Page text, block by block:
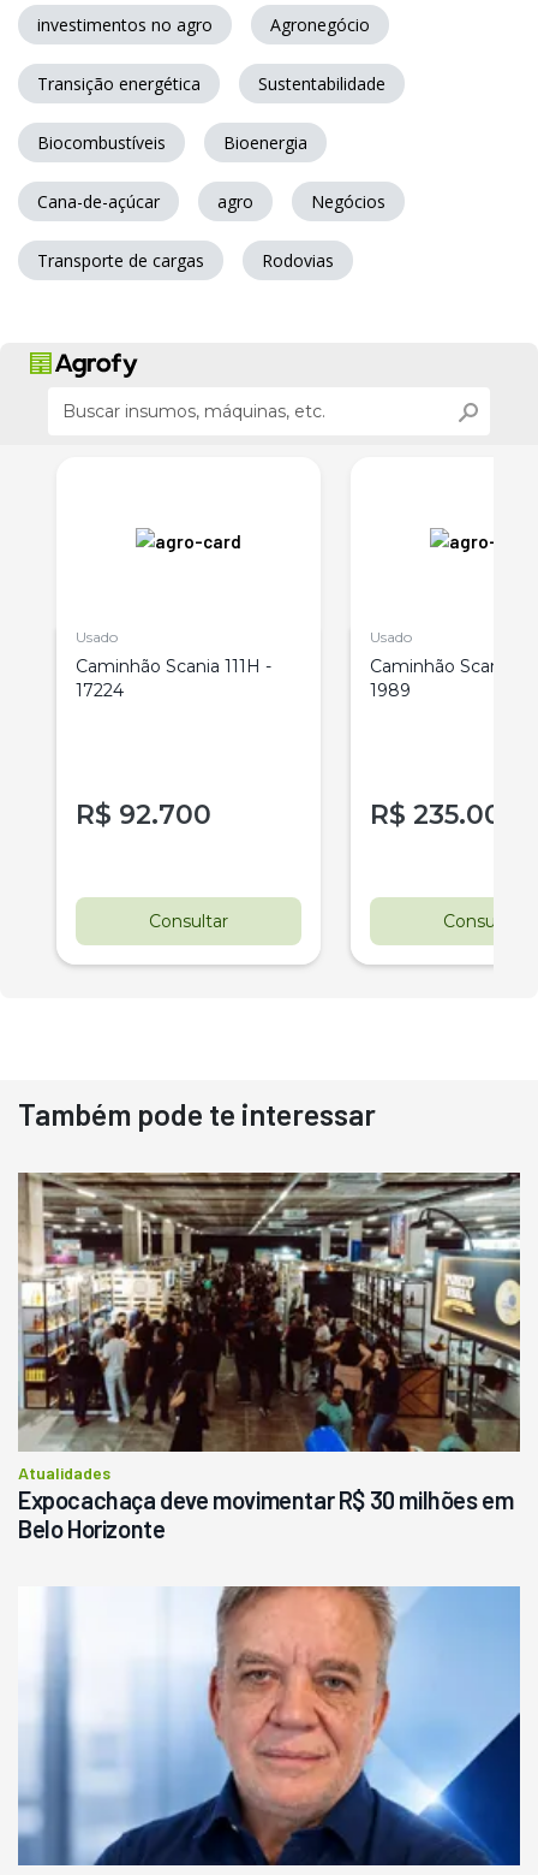
investimentos no agro Agronegócio
Transição energética Sustentabilidade
Biocombustíveis Bioenergia
Cana-de-açúcar agro Negócios
Transporte de cargas Rodovias
Usado
Caminhão Scania 111H -
17224
R$ 92.700
Consultar
Usado
Caminhão Scania
1989
R$ 235.000
Consultar
Também pode te interessar
Atualidades
Expocachaça deve movimentar R$ 30 milhões em
Belo Horizonte